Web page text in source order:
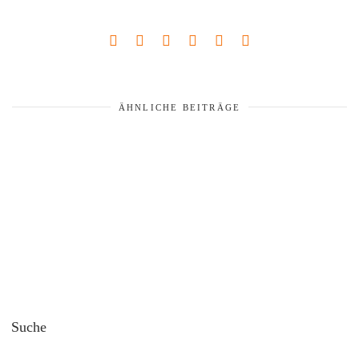
ÄHNLICHE BEITRÄGE
Suche